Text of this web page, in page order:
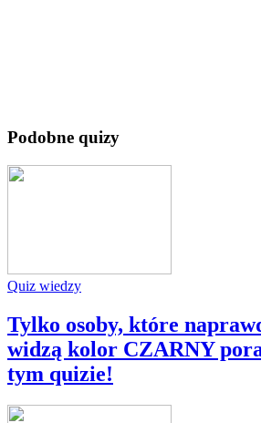
Podobne quizy
Quiz wiedzy
Tylko osoby, które
widzą kolor CZARNY
tym quizie!